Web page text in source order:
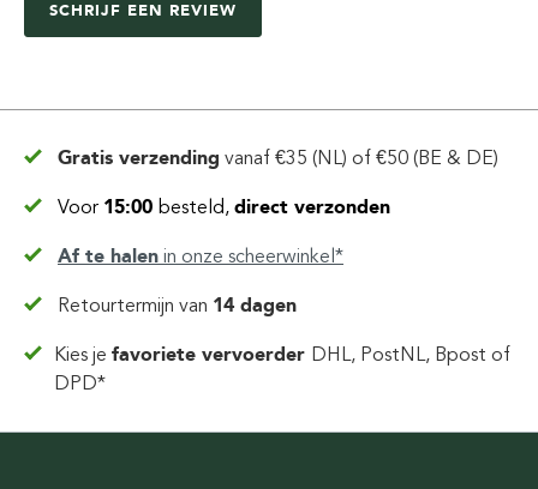
SCHRIJF EEN REVIEW
Gratis verzending vanaf €35 (NL) of €50 (BE & DE)
Voor 15:00 besteld, direct verzonden
Af te halen in onze scheerwinkel*
Retourtermijn van 14 dagen
Kies jefavoriete vervoerder DHL, PostNL, Bpost of
DPD*